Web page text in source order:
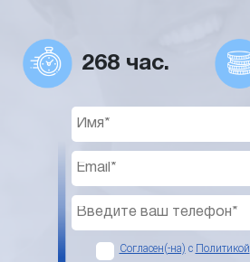
268 час.
Согласен(-на) с Политикой